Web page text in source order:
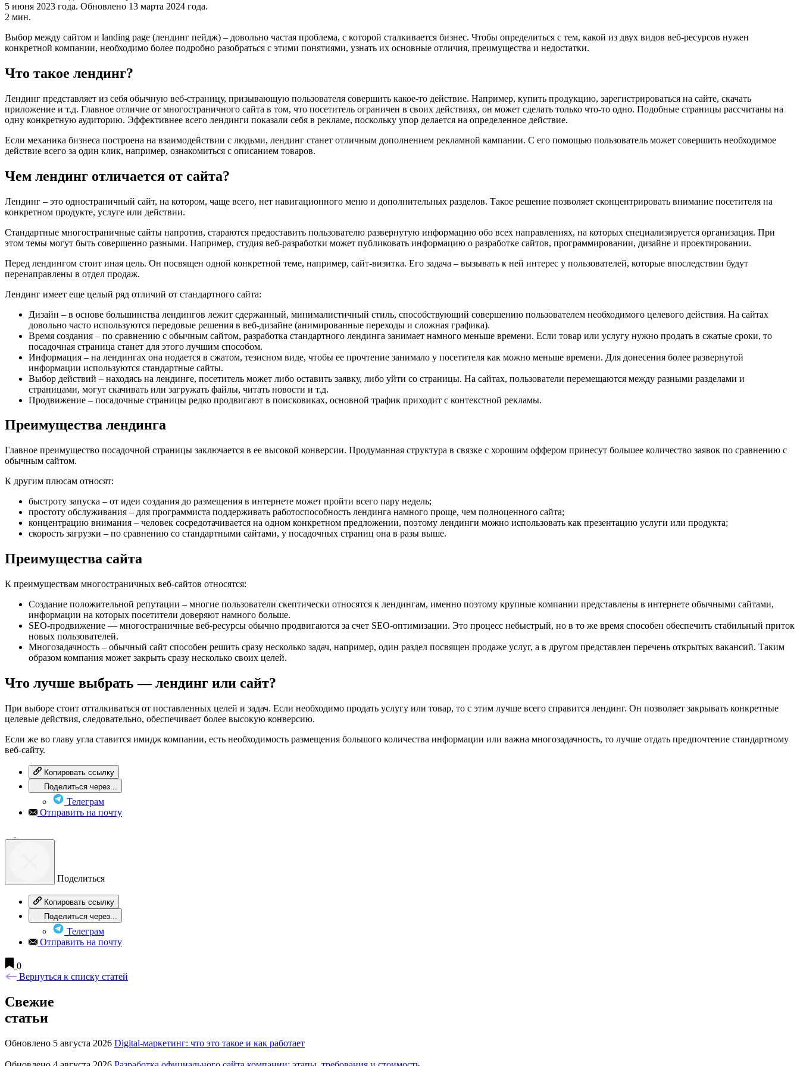
5 июня 2023 года. Обновлено 13 марта 2024 года.
2 мин.
Выбор между сайтом и landing page (лендинг пейдж) – довольно частая проблема, с которой сталкивается бизнес. Чтобы определиться с тем, какой из двух видов веб-ресурсов нужен
конкретной компании, необходимо более подробно разобраться с этими понятиями, узнать их основные отличия, преимущества и недостатки.
Что такое лендинг?
Лендинг представляет из себя обычную веб-страницу, призывающую пользователя совершить какое-то действие. Например, купить продукцию, зарегистрироваться на сайте, скачать
приложение и т.д. Главное отличие от многостраничного сайта в том, что посетитель ограничен в своих действиях, он может сделать только что-то одно. Подобные страницы рассчитаны на
одну конкретную аудиторию. Эффективнее всего лендинги показали себя в рекламе, поскольку упор делается на определенное действие.
Если механика бизнеса построена на взаимодействии с людьми, лендинг станет отличным дополнением рекламной кампании. С его помощью пользователь может совершить необходимое
действие всего за один клик, например, ознакомиться с описанием товаров.
Чем лендинг отличается от сайта?
Лендинг – это одностраничный сайт, на котором, чаще всего, нет навигационного меню и дополнительных разделов. Такое решение позволяет сконцентрировать внимание посетителя на
конкретном продукте, услуге или действии.
Стандартные многостраничные сайты напротив, стараются предоставить пользователю развернутую информацию обо всех направлениях, на которых специализируется организация. При
этом темы могут быть совершенно разными. Например, студия веб-разработки может публиковать информацию о разработке сайтов, программировании, дизайне и проектировании.
Перед лендингом стоит иная цель. Он посвящен одной конкретной теме, например, сайт-визитка. Его задача – вызывать к ней интерес у пользователей, которые впоследствии будут
перенаправлены в отдел продаж.
Лендинг имеет еще целый ряд отличий от стандартного сайта:
Дизайн – в основе большинства лендингов лежит сдержанный, минималистичный стиль, способствующий совершению пользователем необходимого целевого действия. На сайтах
довольно часто используются передовые решения в веб-дизайне (анимированные переходы и сложная графика).
Время создания – по сравнению с обычным сайтом, разработка стандартного лендинга занимает намного меньше времени. Если товар или услугу нужно продать в сжатые сроки, то
посадочная страница станет для этого лучшим способом.
Информация – на лендингах она подается в сжатом, тезисном виде, чтобы ее прочтение занимало у посетителя как можно меньше времени. Для донесения более развернутой
информации используются стандартные сайты.
Выбор действий – находясь на лендинге, посетитель может либо оставить заявку, либо уйти со страницы. На сайтах, пользователи перемещаются между разными разделами и
страницами, могут скачивать или загружать файлы, читать новости и т.д.
Продвижение – посадочные страницы редко продвигают в поисковиках, основной трафик приходит с контекстной рекламы.
Преимущества лендинга
Главное преимущество посадочной страницы заключается в ее высокой конверсии. Продуманная структура в связке с хорошим оффером принесут большее количество заявок по сравнению с
обычным сайтом.
К другим плюсам относят:
быстроту запуска – от идеи создания до размещения в интернете может пройти всего пару недель;
простоту обслуживания – для программиста поддерживать работоспособность лендинга намного проще, чем полноценного сайта;
концентрацию внимания – человек сосредотачивается на одном конкретном предложении, поэтому лендинги можно использовать как презентацию услуги или продукта;
скорость загрузки – по сравнению со стандартными сайтами, у посадочных страниц она в разы выше.
Преимущества сайта
К преимуществам многостраничных веб-сайтов относятся:
Создание положительной репутации – многие пользователи скептически относятся к лендингам, именно поэтому крупные компании представлены в интернете обычными сайтами,
информации на которых посетители доверяют намного больше.
SEO-продвижение — многостраничные веб-ресурсы обычно продвигаются за счет SEO-оптимизации. Это процесс небыстрый, но в то же время способен обеспечить стабильный приток
новых пользователей.
Многозадачность – обычный сайт способен решить сразу несколько задач, например, один раздел посвящен продаже услуг, а в другом представлен перечень открытых вакансий. Таким
образом компания может закрыть сразу несколько своих целей.
Что лучше выбрать — лендинг или сайт?
При выборе стоит отталкиваться от поставленных целей и задач. Если необходимо продать услугу или товар, то с этим лучше всего справится лендинг. Он позволяет закрывать конкретные
целевые действия, следовательно, обеспечивает более высокую конверсию.
Если же во главу угла ставится имидж компании, есть необходимость размещения большого количества информации или важна многозадачность, то лучше отдать предпочтение стандартному
веб-сайту.
Копировать ссылку
Поделиться через...
Телеграм
Отправить на почту
Поделиться
Копировать ссылку
Поделиться через...
Телеграм
Отправить на почту
0
Вернуться к списку статей
Свежие
статьи
Обновлено 5 августа 2026 Digital-маркетинг: что это такое и как работает